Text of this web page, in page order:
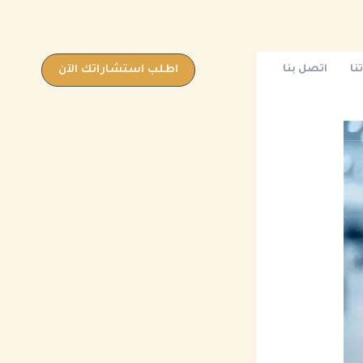
اتصل بنا اطلب استشاراتك الآن